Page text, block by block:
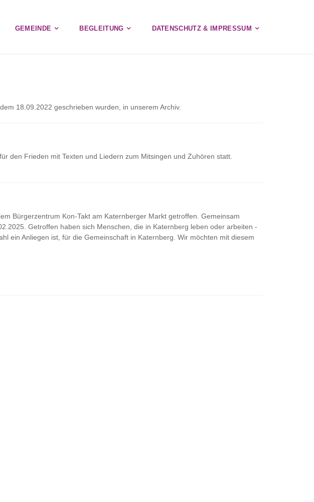
GEMEINDE BEGLEITUNG DATENSCHUTZ & IMPRESSUM
18.09.2022 geschrieben wurden, in unserem Archiv.
den Frieden mit Texten und Liedern zum Mitsingen und Zuhören statt.
Bürgerzentrum Kon-Takt am Katernberger Markt getroffen. Gemeinsam
Getroffen haben sich Menschen, die in Katernberg leben oder arbeiten -
ein Anliegen ist, für die Gemeinschaft in Katernberg. Wir möchten mit diesem